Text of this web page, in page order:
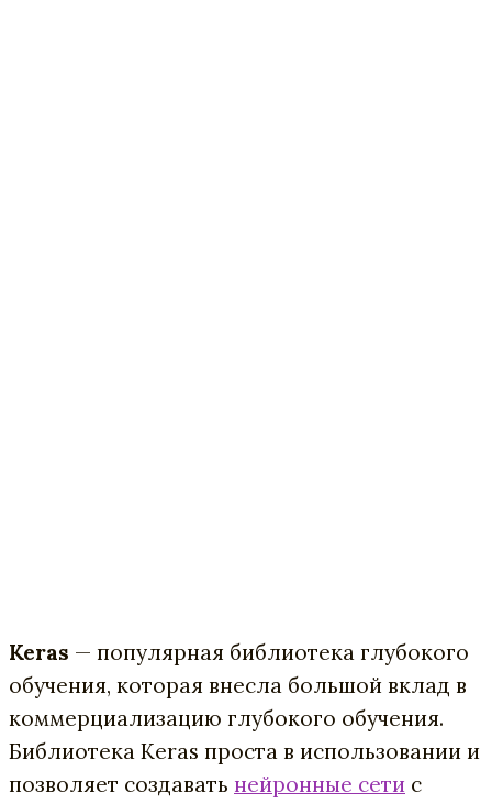
Keras — популярная библиотека глубокого
обучения, которая внесла большой вклад в
коммерциализацию глубокого обучения.
Библиотека Keras проста в использовании и
позволяет создавать нейронные сети с